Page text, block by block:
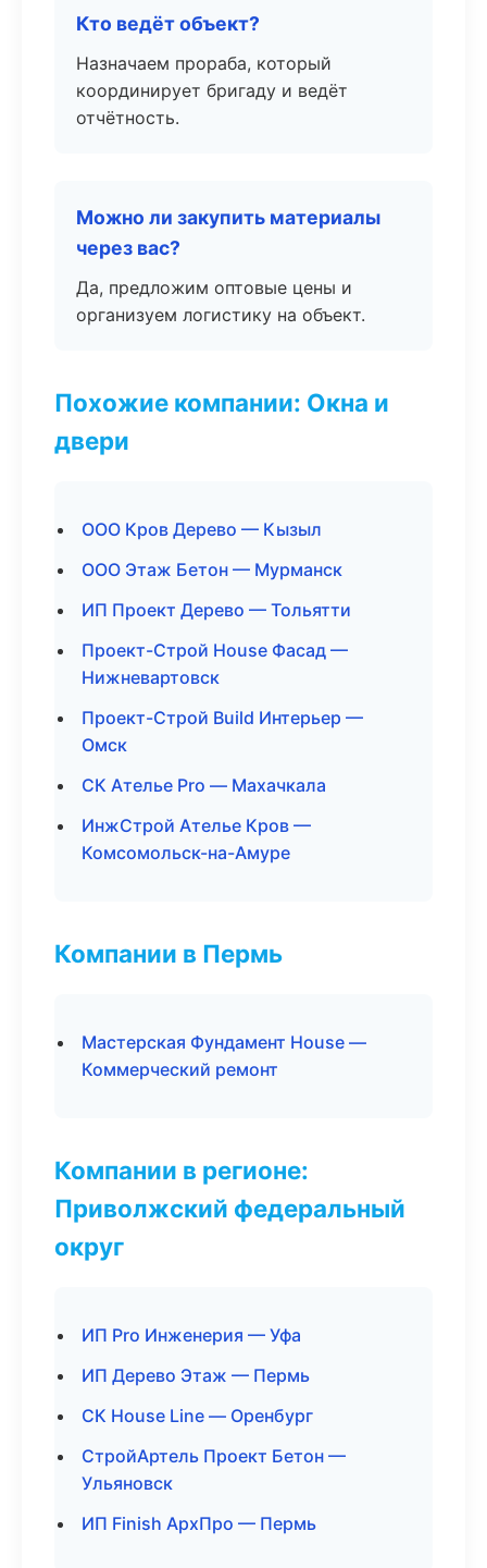
Кто ведёт объект?
Назначаем прораба, который
координирует бригаду и ведёт
отчётность.
Можно ли закупить материалы
через вас?
Да, предложим оптовые цены и
организуем логистику на объект.
Похожие компании: Окна и
двери
ООО Кров Дерево — Кызыл
ООО Этаж Бетон — Мурманск
ИП Проект Дерево — Тольятти
Проект-Строй House Фасад —
Нижневартовск
Проект-Строй Build Интерьер —
Омск
СК Ателье Pro — Махачкала
ИнжСтрой Ателье Кров —
Комсомольск-на-Амуре
Компании в Пермь
Мастерская Фундамент House —
Коммерческий ремонт
Компании в регионе:
Приволжский федеральный
округ
ИП Pro Инженерия — Уфа
ИП Дерево Этаж — Пермь
СК House Line — Оренбург
СтройАртель Проект Бетон —
Ульяновск
ИП Finish АрхПро — Пермь